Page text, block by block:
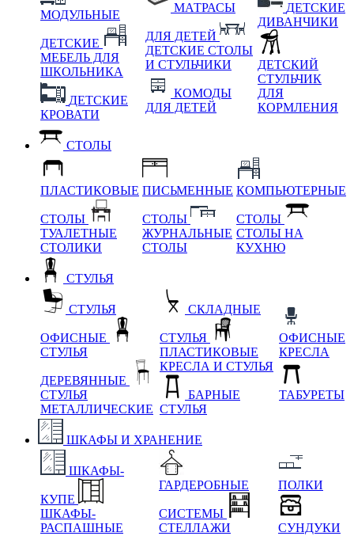
МОДУЛЬНЫЕ
ДЕТСКИЕ
МЕБЕЛЬ ДЛЯ
ШКОЛЬНИКА
ДЕТСКИЕ
КРОВАТИ
МАТРАСЫ
ДЛЯ ДЕТЕЙ
ДЕТСКИЕ СТОЛЫ
И СТУЛЬЧИКИ
КОМОДЫ
ДЛЯ ДЕТЕЙ
ДЕТСКИЕ
ДИВАНЧИКИ
ДЕТСКИЙ
СТУЛЬЧИК
ДЛЯ
КОРМЛЕНИЯ
СТОЛЫ
ПЛАСТИКОВЫЕ
СТОЛЫ
ТУАЛЕТНЫЕ
СТОЛИКИ
ПИСЬМЕННЫЕ
СТОЛЫ
ЖУРНАЛЬНЫЕ
СТОЛЫ
КОМПЬЮТЕРНЫЕ
СТОЛЫ
СТОЛЫ НА
КУХНЮ
СТУЛЬЯ
СТУЛЬЯ
ОФИСНЫЕ
СТУЛЬЯ
ДЕРЕВЯННЫЕ
СТУЛЬЯ
МЕТАЛЛИЧЕСКИЕ
СКЛАДНЫЕ
СТУЛЬЯ
ПЛАСТИКОВЫЕ
КРЕСЛА И СТУЛЬЯ
БАРНЫЕ
СТУЛЬЯ
ОФИСНЫЕ
КРЕСЛА
ТАБУРЕТЫ
ШКАФЫ И ХРАНЕНИЕ
ШКАФЫ-
КУПЕ
ШКАФЫ-
РАСПАШНЫЕ
ГАРДЕРОБНЫЕ
СИСТЕМЫ
СТЕЛЛАЖИ
ПОЛКИ
СУНДУКИ